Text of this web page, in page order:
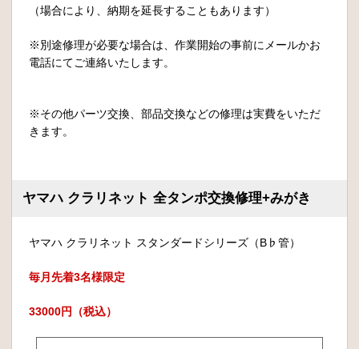
（場合により、納期を延長することもあります）
※別途修理が必要な場合は、作業開始の事前にメールかお
電話にてご連絡いたします。
※その他パーツ交換、部品交換などの修理は実費をいただ
きます。
ヤマハ クラリネット 全タンポ交換修理+みがき
ヤマハ クラリネット スタンダードシリーズ（B♭管）
毎月先着3名様限定
33000円（税込）